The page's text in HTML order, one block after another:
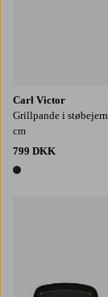
Carl Victor
Grillpande i
cm
799 DKK
1 farve